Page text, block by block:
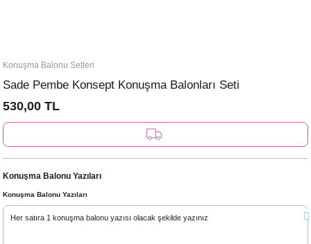
Konuşma Balonu Setleri
Sade Pembe Konsept Konuşma Balonları Seti
530,00 TL
Konuşma Balonu Yazıları
Konuşma Balonu Yazıları